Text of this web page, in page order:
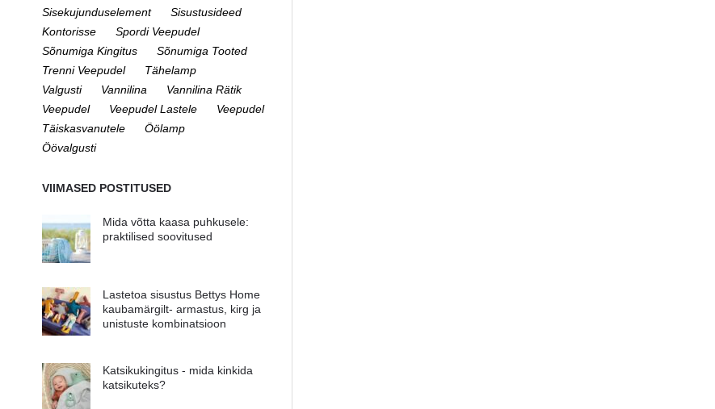
Sisekujunduselement
Sisustusideed
Kontorisse
Spordi Veepudel
Sõnumiga Kingitus
Sõnumiga Tooted
Trenni Veepudel
Tähelamp
Valgusti
Vannilina
Vannilina Rätik
Veepudel
Veepudel Lastele
Veepudel
Täiskasvanutele
Öölamp
Öövalgusti
VIIMASED POSTITUSED
Mida võtta kaasa puhkusele:
praktilised soovitused
Lastetoa sisustus Bettys Home
kaubamärgilt- armastus, kirg ja
unistuste kombinatsioon
Katsikukingitus - mida kinkida
katsikuteks?